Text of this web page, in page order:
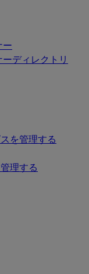
ー
ディレクトリ
を管理する
理する